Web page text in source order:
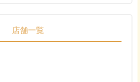
店舗一覧